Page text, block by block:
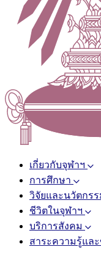
เกี่ยวกับจุฬาฯ
การศึกษา
วิจัยและนวัตกรร
ชีวิตในจุฬาฯ
บริการสังคม
สาระความรู้แล